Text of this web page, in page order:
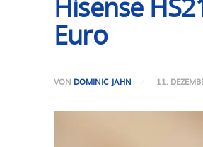
Hisense
Euro
VON DOMINIC JAHN 11.